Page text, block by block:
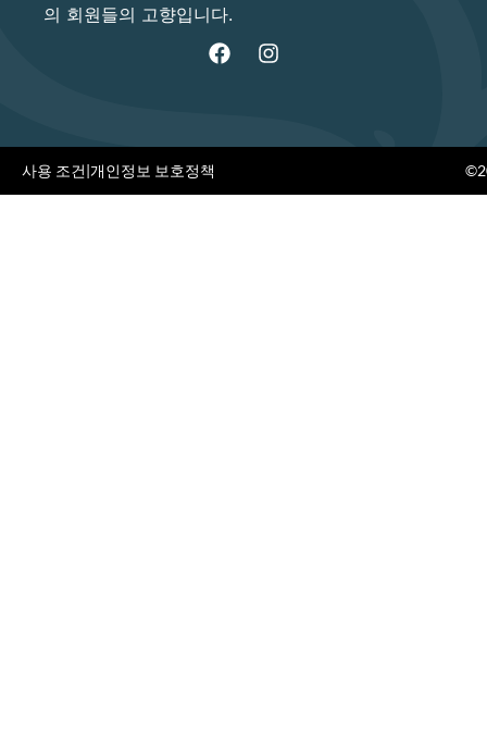
의 회원들의 고향입니다.
사용 조건|개인정보 보호정책